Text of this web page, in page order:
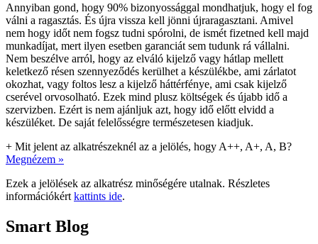
Annyiban gond, hogy 90% bizonyossággal mondhatjuk, hogy el fog
válni a ragasztás. És újra vissza kell jönni újraragasztani. Amivel
nem hogy időt nem fogsz tudni spórolni, de ismét fizetned kell majd
munkadíjat, mert ilyen esetben garanciát sem tudunk rá vállalni.
Nem beszélve arról, hogy az elváló kijelző vagy hátlap mellett
keletkező résen szennyeződés kerülhet a készülékbe, ami zárlatot
okozhat, vagy foltos lesz a kijelző háttérfénye, ami csak kijelző
cserével orvosolható. Ezek mind plusz költségek és újabb idő a
szervizben. Ezért is nem ajánljuk azt, hogy idő előtt elvidd a
készüléket. De saját felelősségre természetesen kiadjuk.
+ Mit jelent az alkatrészeknél az a jelölés, hogy A++, A+, A, B?
Megnézem »
Ezek a jelölések az alkatrész minőségére utalnak. Részletes
információkért kattints ide.
Smart Blog